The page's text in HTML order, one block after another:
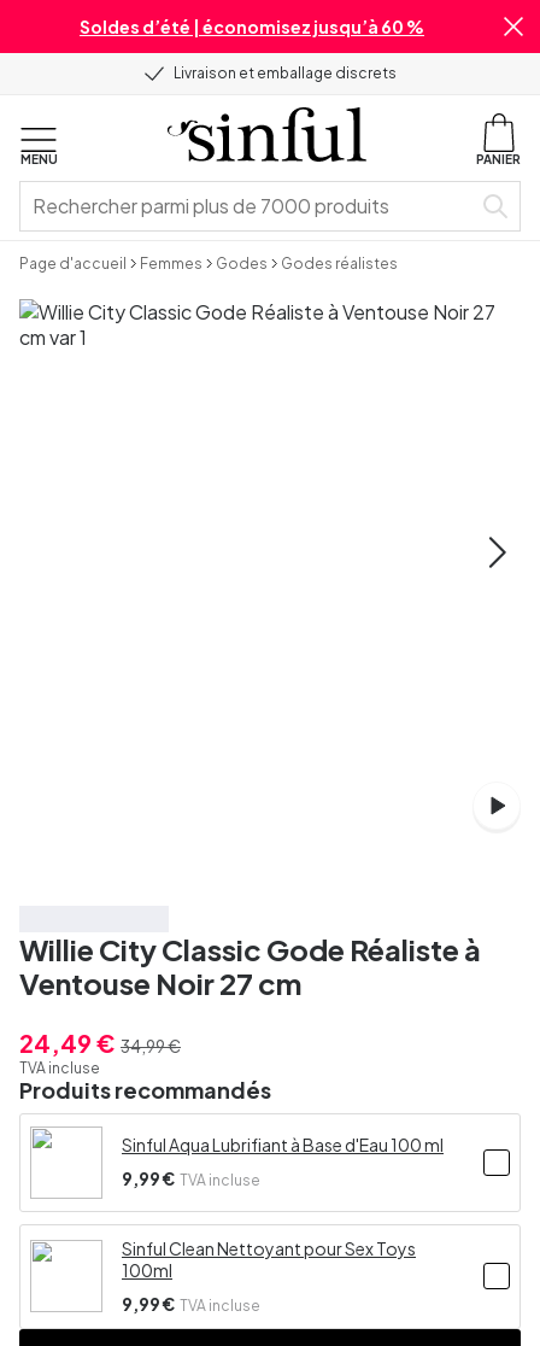
Soldes d’été | économisez jusqu’à 60 %
Livraison et emballage discrets
MENU PANIER
Page d'accueil Femmes Godes Godes réalistes
Willie City Classic Gode Réaliste à
Ventouse Noir 27 cm
24,49 € 34,99 €
TVA incluse
Produits recommandés
Sinful Aqua Lubrifiant à Base d'Eau 100 ml
9,99 € TVA incluse
Sinful Clean Nettoyant pour Sex Toys
100ml
9,99 € TVA incluse